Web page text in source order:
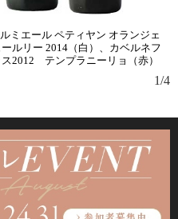
ミエール ペティヤン オランジェ
ルリー 2014（白）、カベルネフ
2012 テンプラニーリョ（赤）
1/4